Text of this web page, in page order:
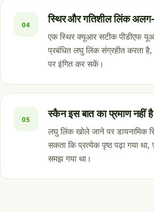
04 स्थिर और गतिशील लिंक
एक स्थिर क्यूआर सटीक पीडीएफ
प्रबंधित लघु लिंक संग्रहीत करता
पर इंगित कर सकें।
05 स्कैन इस बात का प्रमाण नहीं है
लघु लिंक खोले जाने पर डायनामिक
सकता कि प्रत्येक पृष्ठ पढ़ा गया
समझ गया था।